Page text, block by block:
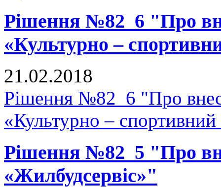
Рішення №82_6 "Про
«Культурно –
21.02.2018
Рішення №82_6 "Про
«Культурно –
Рішення №82_5 "Про
«Жилбудсервіс»"